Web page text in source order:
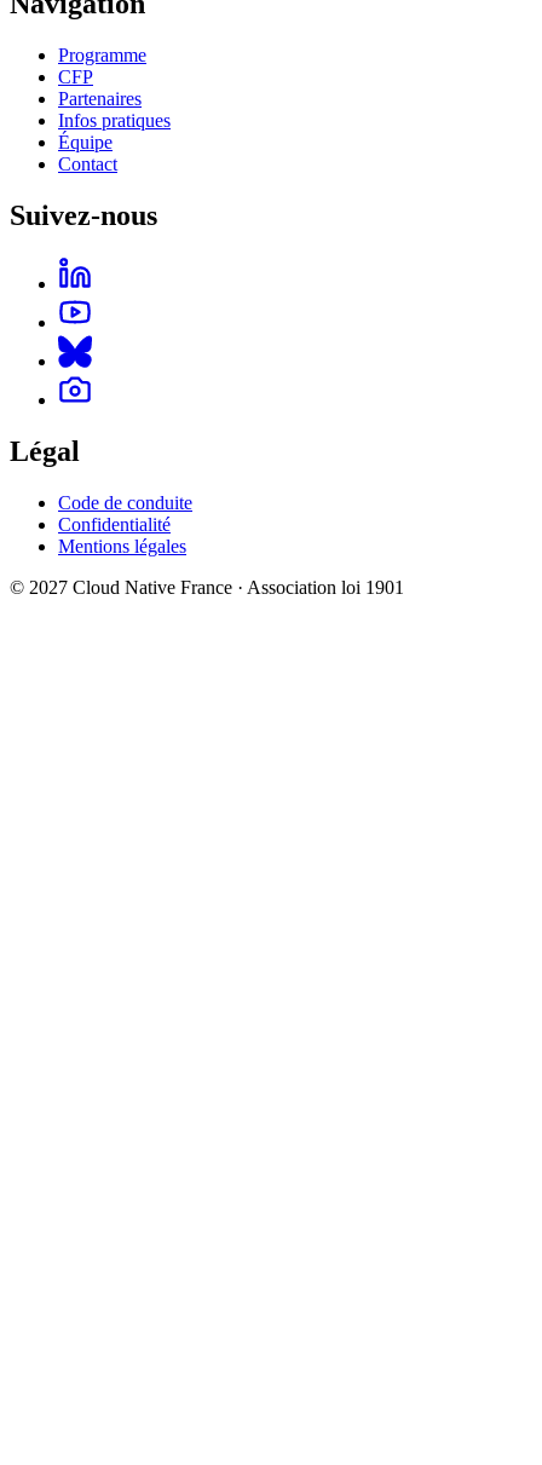
Programme
CFP
Partenaires
Infos pratiques
Équipe
Contact
Suivez-nous
Légal
Code de conduite
Confidentialité
Mentions légales
© 2027 Cloud Native France · Association loi 1901